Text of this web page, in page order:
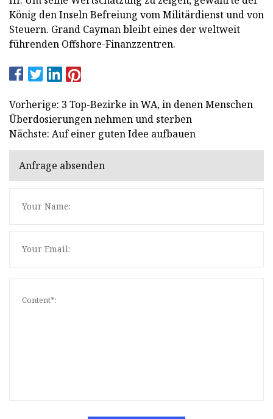
König den Inseln Befreiung vom Militärdienst und von
Steuern. Grand Cayman bleibt eines der weltweit
führenden Offshore-Finanzzentren.
Vorherige: 3 Top-Bezirke in WA, in denen Menschen
Überdosierungen nehmen und sterben
Nächste: Auf einer guten Idee aufbauen
Anfrage absenden